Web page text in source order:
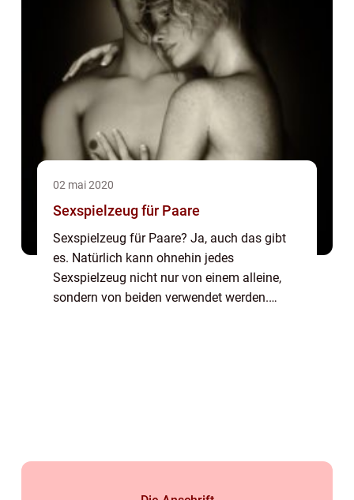
02 mai 2020
Sexspielzeug für Paare
Sexspielzeug für Paare? Ja, auch das gibt
es. Natürlich kann ohnehin jedes
Sexspielzeug nicht nur von einem alleine,
sondern von beiden verwendet werden.